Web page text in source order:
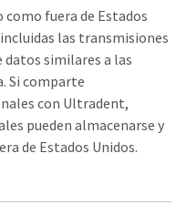
fuera de Estados
las transmisiones
datos similares a las
Si comparte
con Ultradent,
pueden almacenarse y
de Estados Unidos.